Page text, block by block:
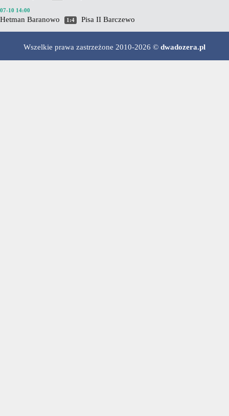
07-10 14:00
Hetman Baranowo 1:4 Pisa II Barczewo
Wszelkie prawa zastrzeżone 2010-2026 © dwadozera.pl